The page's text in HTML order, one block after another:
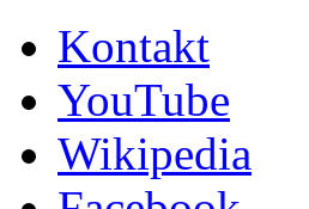
Kontakt
YouTube
Wikipedia